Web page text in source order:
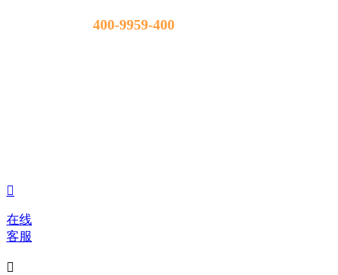
400-9959-400

在线
客服
